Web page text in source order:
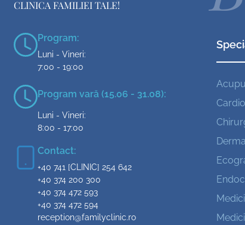
CLINICA FAMILIEI TALE!
Program:
Luni - Vineri:
7:00 - 19:00
Program vară (15.06 - 31.08):
Luni - Vineri:
8:00 - 17:00
Contact:
+40 741 [CLINIC] 254 642
+40 374 200 300
+40 374 472 593
+40 374 472 594
reception@familyclinic.ro